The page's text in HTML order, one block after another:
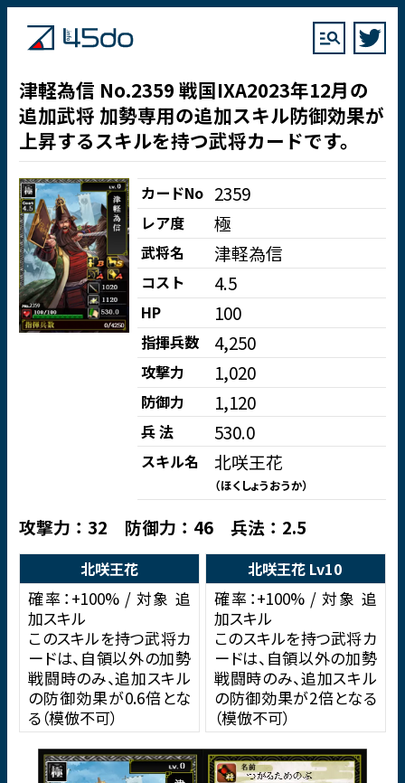
津軽為信 No.2359 戦国IXA2023年12月の
追加武将 加勢専用の追加スキル防御効果が
上昇するスキルを持つ武将カードです。
カードNo 2359
レア度 極
武将名 津軽為信
コスト 4.5
HP 100
指揮兵数 4,250
攻撃力 1,020
防御力 1,120
兵 法 530.0
スキル名 北咲王花
（ほくしょうおうか）
攻撃力：32 防御力：46 兵法：2.5
北咲王花
確率：+100% / 対象 追
加スキル
このスキルを持つ武将カ
ードは、自領以外の加勢
戦闘時のみ、追加スキル
の防御効果が0.6倍とな
る（模倣不可）
北咲王花 Lv10
確率：+100% / 対象 追
加スキル
このスキルを持つ武将カ
ードは、自領以外の加勢
戦闘時のみ、追加スキル
の防御効果が2倍となる
（模倣不可）